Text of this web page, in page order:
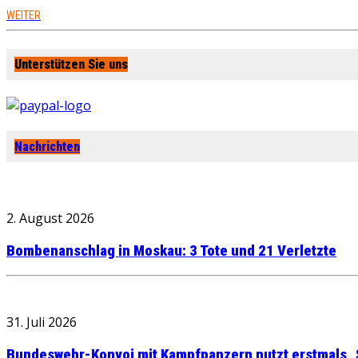
WEITER
Unterstützen Sie uns
Nachrichten
2. August 2026
Bombenanschlag in Moskau: 3 Tote und 21 Verletzte
31. Juli 2026
Bundeswehr-Konvoi mit Kampfpanzern nutzt erstmals